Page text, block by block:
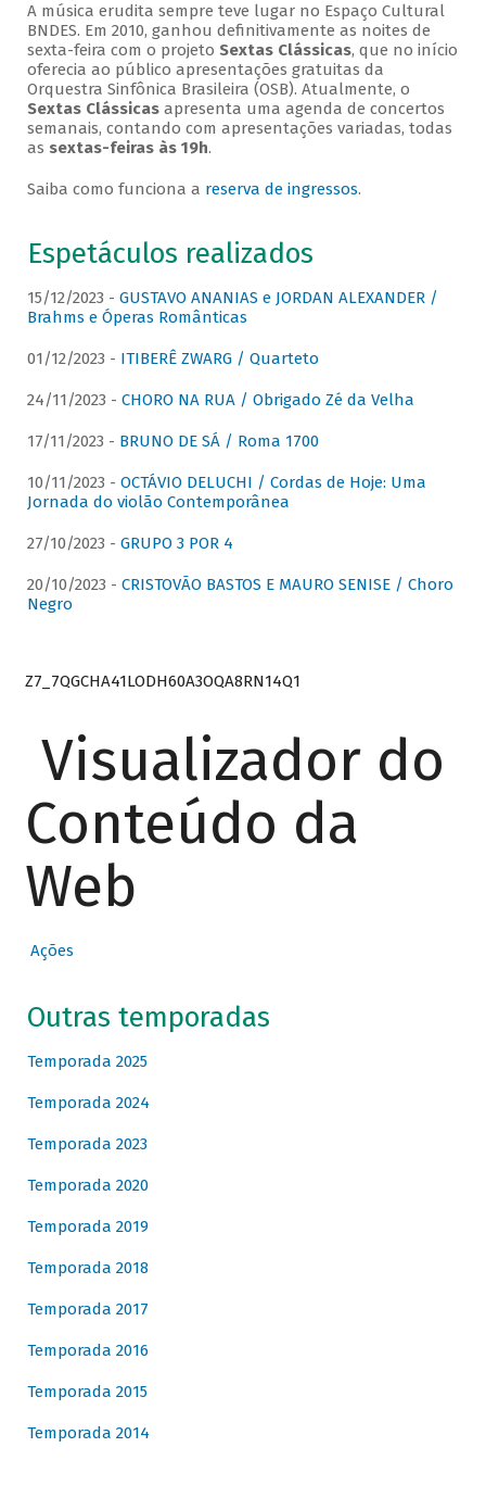
A música erudita sempre teve lugar no Espaço Cultural
BNDES. Em 2010, ganhou definitivamente as noites de
sexta-feira com o projeto Sextas Clássicas, que no início
oferecia ao público apresentações gratuitas da
Orquestra Sinfônica Brasileira (OSB). Atualmente, o
Sextas Clássicasapresenta uma agenda de concertos
semanais, contando com apresentações variadas, todas
as sextas-feiras às 19h.
Saiba como funciona a reserva de ingressos.
Espetáculos realizados
15/12/2023 - GUSTAVO ANANIAS e JORDAN ALEXANDER /
Brahms e Óperas Românticas
01/12/2023 - ITIBERÊ ZWARG / Quarteto
24/11/2023 - CHORO NA RUA / Obrigado Zé da Velha
17/11/2023 - BRUNO DE SÁ / Roma 1700
10/11/2023 - OCTÁVIO DELUCHI / Cordas de Hoje: Uma
Jornada do violão Contemporânea
27/10/2023 - GRUPO 3 POR 4
20/10/2023 - CRISTOVÃO BASTOS E MAURO SENISE / Choro
Negro
Z7_7QGCHA41LODH60A3OQA8RN14Q1
Visualizador do
Conteúdo da
Web
Ações
Outras temporadas
Temporada 2025
Temporada 2024
Temporada 2023
Temporada 2020
Temporada 2019
Temporada 2018
Temporada 2017
Temporada 2016
Temporada 2015
Temporada 2014